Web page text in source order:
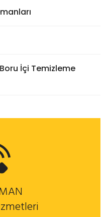
İçi Temizleme